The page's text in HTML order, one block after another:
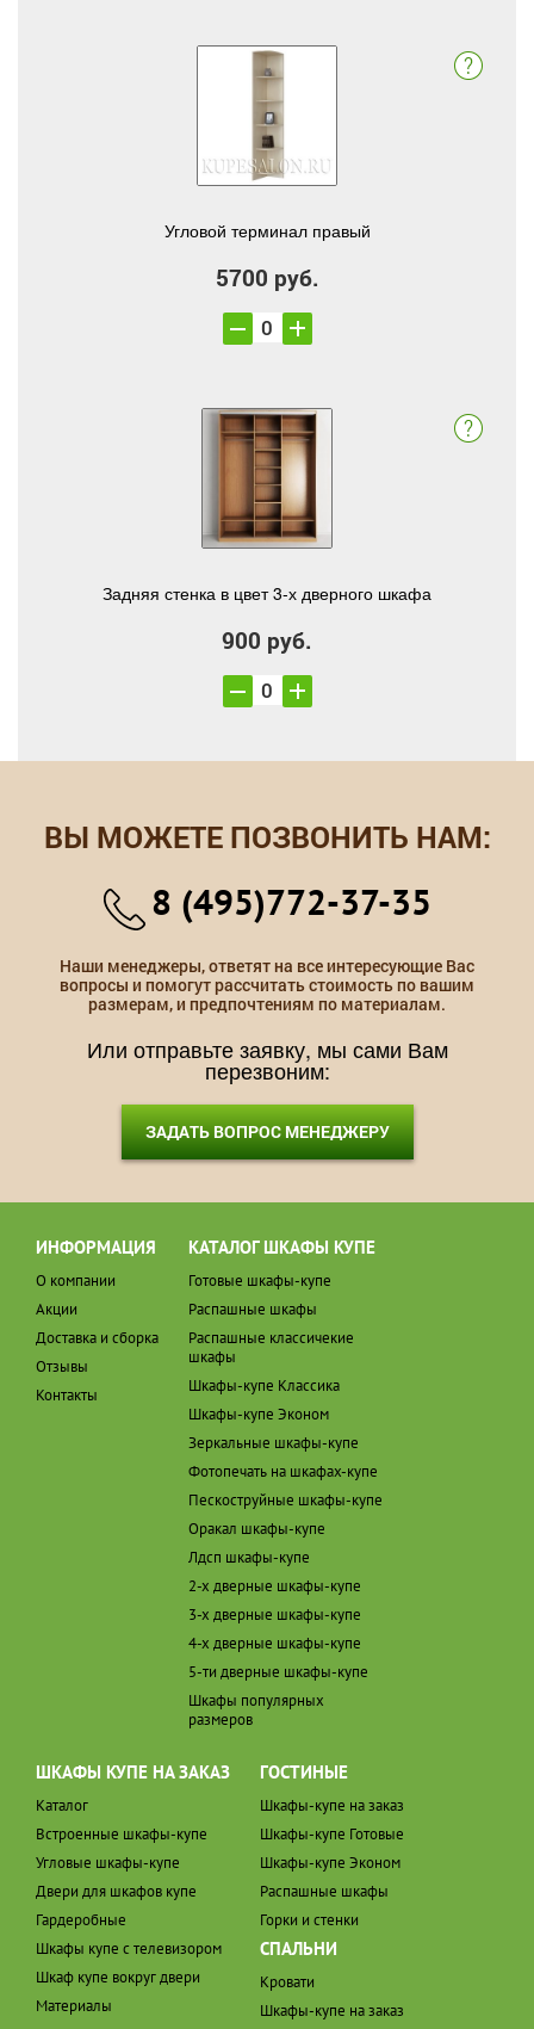
Угловой терминал правый
5700 руб.
Задняя стенка в цвет 3-х дверного шкафа
900 руб.
ВЫ МОЖЕТЕ ПОЗВОНИТЬ НАМ:
8 (495)772-37-35
Наши менеджеры, ответят на все интересующие Вас
вопросы и помогут рассчитать стоимость по вашим
размерам, и предпочтениям по материалам.
Или отправьте заявку, мы сами Вам
перезвоним:
ЗАДАТЬ ВОПРОС МЕНЕДЖЕРУ
ИНФОРМАЦИЯ
О компании
Акции
Доставка и сборка
Отзывы
Контакты
КАТАЛОГ ШКАФЫ КУПЕ
Готовые шкафы-купе
Распашные шкафы
Распашные классичекие
шкафы
Шкафы-купе Классика
Шкафы-купе Эконом
Зеркальные шкафы-купе
Фотопечать на шкафах-купе
Пескоструйные шкафы-купе
Оракал шкафы-купе
Лдсп шкафы-купе
2-х дверные шкафы-купе
3-х дверные шкафы-купе
4-х дверные шкафы-купе
5-ти дверные шкафы-купе
Шкафы популярных
размеров
ШКАФЫ КУПЕ НА ЗАКАЗ
Каталог
Встроенные шкафы-купе
Угловые шкафы-купе
Двери для шкафов купе
Гардеробные
Шкафы купе с телевизором
Шкаф купе вокруг двери
Материалы
ГОСТИНЫЕ
Шкафы-купе на заказ
Шкафы-купе Готовые
Шкафы-купе Эконом
Распашные шкафы
Горки и стенки
СПАЛЬНИ
Кровати
Шкафы-купе на заказ